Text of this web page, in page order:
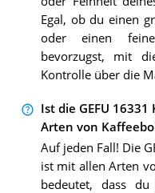
Egal, ob du einen
oder einen
bevorzugst, mit
Kontrolle über die
Ist die GEFU
Arten von
Auf jeden Fall! Die
ist mit allen Arten
bedeutet, dass